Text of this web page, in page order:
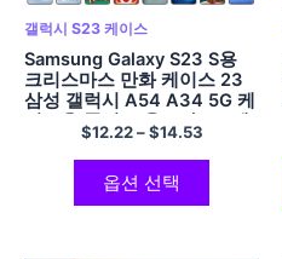
갤럭시 S23 케이스
Samsung Galaxy S23 S용
크리스마스 만화 케이스 23
삼성 갤럭시 A54 A34 5G 케
이스용 플러스 울트라 5G 케
이스 실리콘 소프트 TPU 커
$12.22–$14.53
옵션 선택